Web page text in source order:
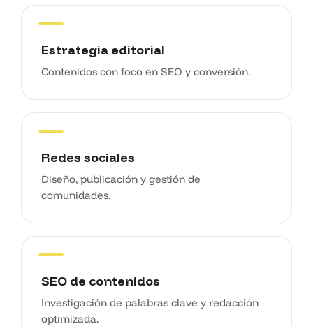
Estrategia editorial
Contenidos con foco en SEO y conversión.
Redes sociales
Diseño, publicación y gestión de
comunidades.
SEO de contenidos
Investigación de palabras clave y redacción
optimizada.